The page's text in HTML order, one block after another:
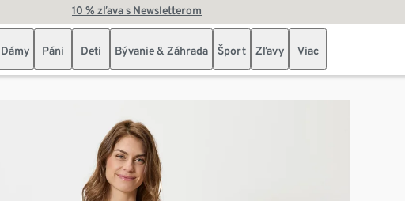
10 % zľava s Newsletterom
Dámy Páni Deti Bývanie & Záhrada Šport Zľavy Viac